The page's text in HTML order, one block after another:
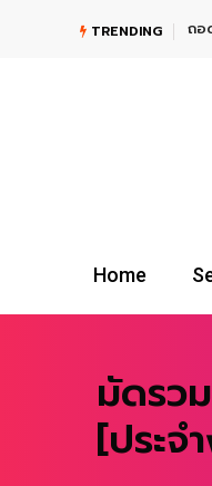
TRENDING ถอ
Home
มัดรว
[ประจ